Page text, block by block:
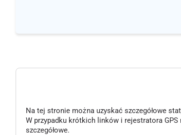
Na tej stronie można uzyskać szczegółowe
W przypadku krótkich linków i rejestratora GPS
szczegółowe.